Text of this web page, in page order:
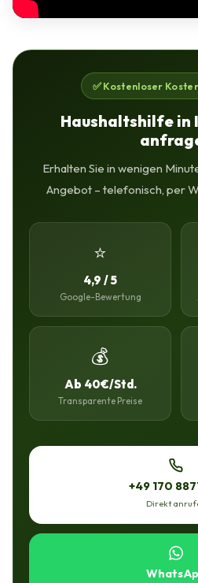
✅ Kostenloser
Haushaltshilfe
Erhalten Sie in wenigen
Angebot – telefonisch, per
⭐
4,9 / 5
Google-Bewertung
💰
Ab 40€/Std.
Transparente Preise
+49 170
Direkt